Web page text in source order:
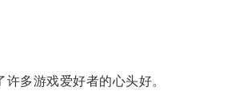
多游戏爱好者的心头好。